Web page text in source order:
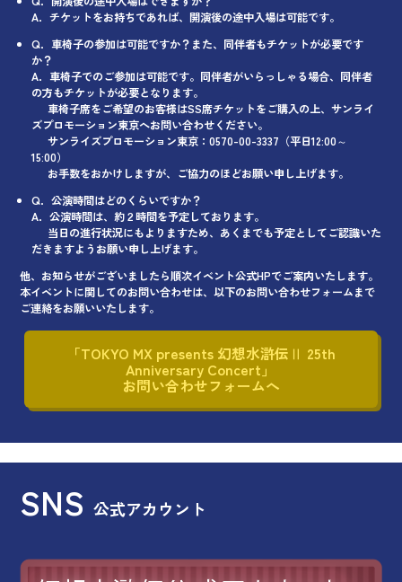
A．チケットをお持ちであれば、開演後の途中入場は可能です。
Q．車椅子の参加は可能ですか？また、同伴者もチケットが必要です
か？
A．車椅子でのご参加は可能です。同伴者がいらっしゃる場合、同伴者
の方もチケットが必要となります。
車椅子席をご希望のお客様はSS席チケットをご購入の上、サンライ
ズプロモーション東京へお問い合わせください。
サンライズプロモーション東京：0570-00-3337（平日12:00～
15:00）
お手数をおかけしますが、ご協力のほどお願い申し上げます。
Q．公演時間はどのくらいですか？
A．公演時間は、約２時間を予定しております。
当日の進行状況にもよりますため、あくまでも予定としてご認識いた
だきますようお願い申し上げます。
他、お知らせがございましたら順次イベント公式HPでご案内いたします。
本イベントに関してのお問い合わせは、以下のお問い合わせフォームまで
ご連絡をお願いいたします。
「TOKYO MX presents 幻想水滸伝Ⅱ 25th
Anniversary Concert」
お問い合わせフォームへ
SNS公式アカウント